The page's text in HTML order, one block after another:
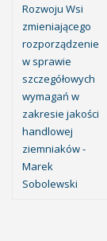
Rozwoju Wsi
zmieniającego
rozporządzenie
w sprawie
szczegółowych
wymagań w
zakresie jakości
handlowej
ziemniaków -
Marek
Sobolewski